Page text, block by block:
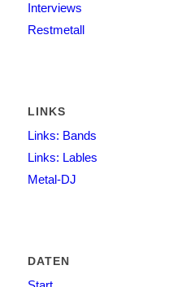
Interviews
Restmetall
LINKS
Links: Bands
Links: Lables
Metal-DJ
DATEN